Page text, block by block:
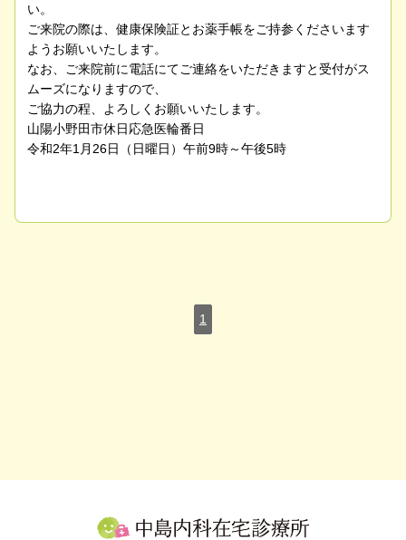
い。
ご来院の際は、健康保険証とお薬手帳をご持参くださいます
ようお願いいたします。
なお、ご来院前に電話にてご連絡をいただきますと受付がス
ムーズになりますので、
ご協力の程、よろしくお願いいたします。
山陽小野田市休日応急医輪番日
令和2年1月26日（日曜日）午前9時～午後5時
1